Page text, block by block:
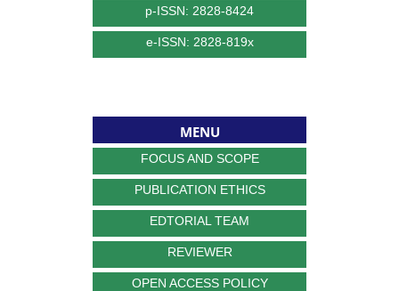
p-ISSN: 2828-8424
e-ISSN: 2828-819x
MENU
FOCUS AND SCOPE
PUBLICATION ETHICS
EDTORIAL TEAM
REVIEWER
OPEN ACCESS POLICY